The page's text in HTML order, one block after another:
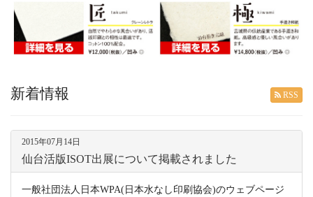
新着情報 RSS
2015年07月14日
仙台活版ISOT出展について掲載されました
一般社団法人日本WPA(日本水なし印刷協会)のウェブページ